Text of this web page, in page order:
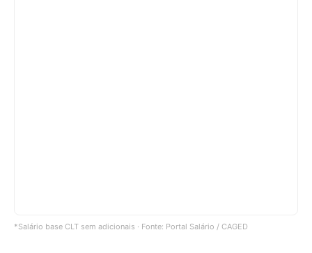
*Salário base CLT sem adicionais · Fonte: Portal Salário / CAGED